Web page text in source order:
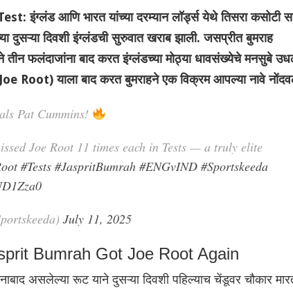
इंग्लंड आणि भारत यांच्या दरम्यान लॉर्ड्स येथे तिसरा कसोटी
दुसऱ्या दिवशी इंग्लंडची सुरुवात खराब झाली. जसप्रीत बुमराह
फलंदाजांना बाद करत इंग्लंडच्या मोठ्या धावसंख्येचे मनसुबे
Root) याला बाद करत बुमराहने एक विक्रम आपल्या नावे
Pat Cummins!
Joe Root 11 times each in Tests — a truly elite
#Tests #JaspritBumrah #ENGvIND #Sportskeeda
July 11, 2025
Bumrah Got Joe Root Again
असलेल्या रूट याने दुसऱ्या दिवशी पहिल्याच चेंडूवर चौकार